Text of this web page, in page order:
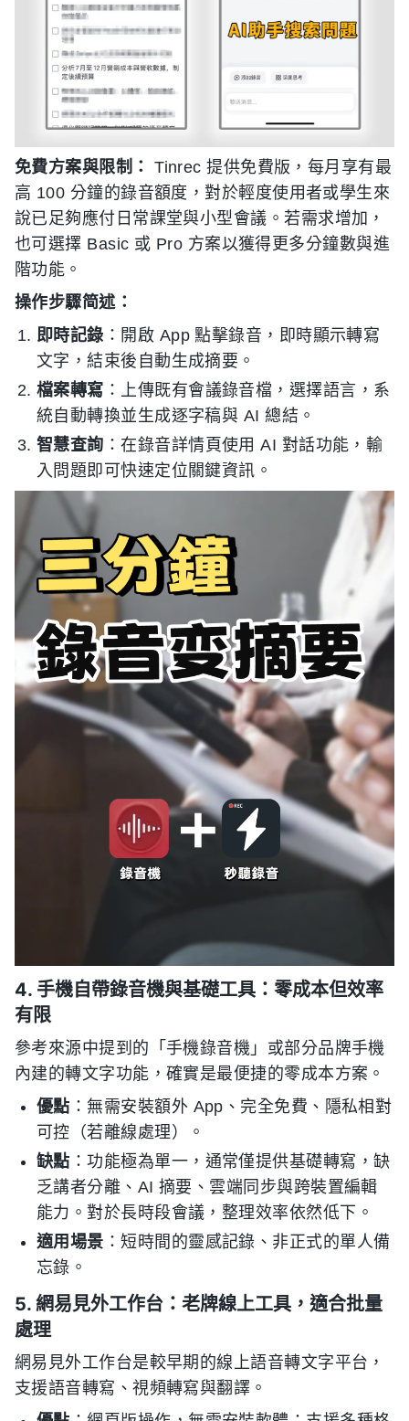
免費方案與限制：
Tinrec 提供免費版，每月享有最
高 100 分鐘的錄音額度，對於輕度使用者或學生來
說已足夠應付日常課堂與小型會議。若需求增加，
也可選擇 Basic 或 Pro 方案以獲得更多分鐘數與進
階功能。
操作步驟简述：
即時記錄 ：開啟 App 點擊錄音，即時顯示轉寫
文字，結束後自動生成摘要。
檔案轉寫 ：上傳既有會議錄音檔，選擇語言，系
統自動轉換並生成逐字稿與 AI 總結。
智慧查詢 ：在錄音詳情頁使用 AI 對話功能，輸
入問題即可快速定位關鍵資訊。
4. 手機自帶錄音機與基礎工具：零成本但效率
有限
參考來源中提到的「手機錄音機」或部分品牌手機
內建的轉文字功能，確實是最便捷的零成本方案。
優點 ：無需安裝額外 App、完全免費、隱私相對
可控（若離線處理）。
缺點 ：功能極為單一，通常僅提供基礎轉寫，缺
乏講者分離、AI 摘要、雲端同步與跨裝置編輯
能力。對於長時段會議，整理效率依然低下。
適用場景 ：短時間的靈感記錄、非正式的單人備
忘錄。
5. 網易見外工作台：老牌線上工具，適合批量
處理
網易見外工作台是較早期的線上語音轉文字平台，
支援語音轉寫、視頻轉寫與翻譯。